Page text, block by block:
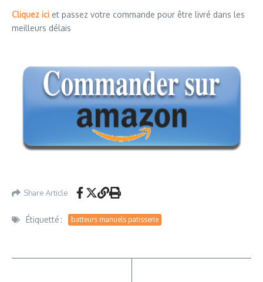
Cliquez ici et passez votre commande pour être livré dans les
meilleurs délais
Share Article
Étiquetté : batteurs manuels patisserie